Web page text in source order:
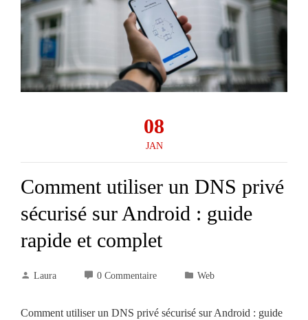
08
JAN
Comment utiliser un DNS privé
sécurisé sur Android : guide
rapide et complet
Laura 0 Commentaire Web
Comment utiliser un DNS privé sécurisé sur Android : guide